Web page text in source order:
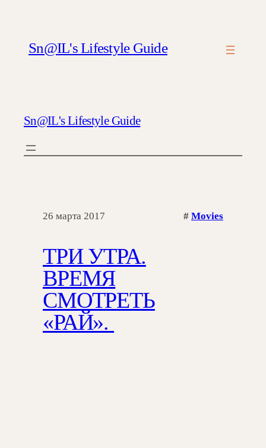
Sn@IL's Lifestyle Guide
Sn@IL's Lifestyle Guide
26 марта 2017 # Movies
ТРИ УТРА.
ВРЕМЯ
СМОТРЕТЬ
«РАЙ».